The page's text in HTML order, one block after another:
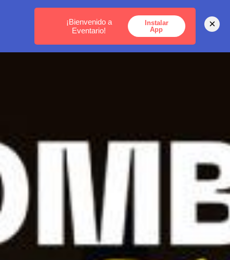
MEDELLÍN - BOGOTÁ - CARTAGENA
¡Bienvenido a
Eventario!
Instalar
App
×